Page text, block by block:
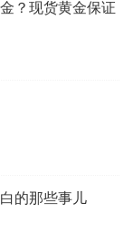
？现货黄金保证
的那些事儿